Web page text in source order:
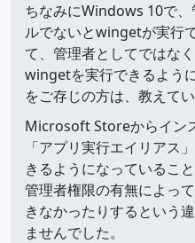
ちなみにWindows 10で
ルでないとwingetが実行
て、管理者としてではな
wingetを実行できるよう
をご存じの方は、教えて
Microsoft Storeからイン
「アプリ実行エイリアス
きるようになっているこ
管理者権限の有無によっ
きなかったりするという
ませんでした。